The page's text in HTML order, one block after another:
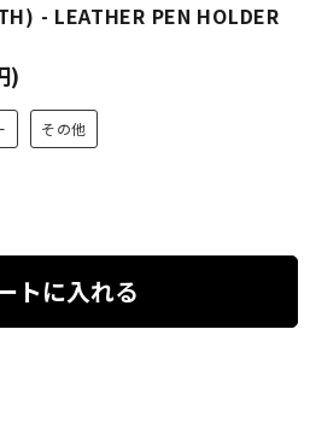
- LEATHER PEN HOLDER
)
その他
トに入れる